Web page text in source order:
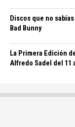
Discos que no
Bad Bunny
La Primera Edición
Alfredo Sadel del 11